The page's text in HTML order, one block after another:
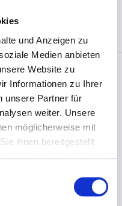
und Anzeigen zu
Medien anbieten
Website zu
Informationen zu Ihrer
unsere Partner für
weiter. Unsere
möglicherweise mit
ihnen bereitgestellt
der GPSR
packpack.de GmbH, Am
info@packpack.de